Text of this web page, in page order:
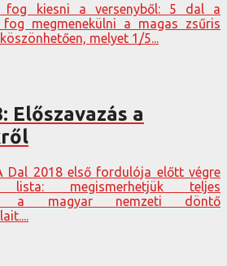
kiesni a versenyből: 5 dal a
megmenekülni a magas zsűris
melyet 1/5...
Előszavazás a
Dal 2018 első fordulója előtt végre
megismerhetjük teljes
a magyar nemzeti döntő